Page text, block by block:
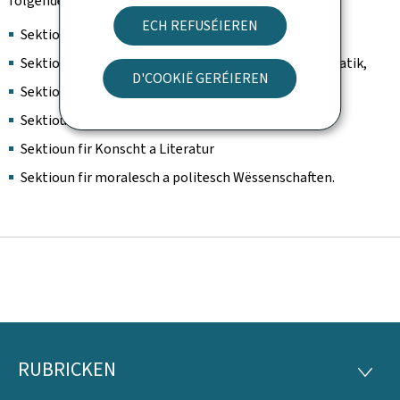
ECH REFUSÉIEREN
D'COOKIË GERÉIEREN
Sektioun fir Geschicht,
Sektioun fir Naturwëssenschaften, Physik a Mathematik,
Sektioun fir medizinesch Wëssenschaften,
Sektioun fir Linguistik, Ethnologie an Onomastik,
Sektioun fir Konscht a Literatur
Sektioun fir moralesch a politesch Wëssenschaften.
Fousszeil
RUBRICKEN